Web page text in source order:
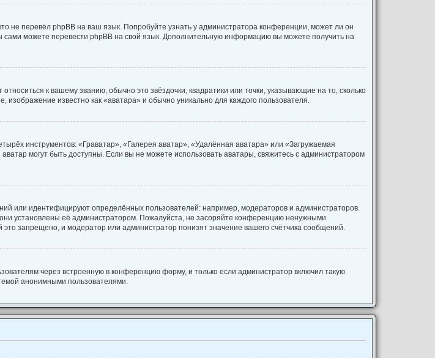
не перевёл phpBB на ваш язык. Попробуйте узнать у администратора конференции, может ли он
сами можете перевести phpBB на свой язык. Дополнительную информацию вы можете получить на
к вашему званию, обычно это звёздочки, квадратики или точки, указывающие на то, сколько
известно как «аватара» и обычно уникально для каждого пользователя.
инструментов: «Граватар», «Галерея аватар», «Удалённая аватара» или «Загружаемая
могут быть доступны. Если вы не можете использовать аватары, свяжитесь с администратором
или идентифицируют определённых пользователей: например, модераторов и администраторов.
установлены её администратором. Пожалуйста, не засоряйте конференцию ненужными
запрещено, и модератор или администратор понизят значение вашего счётчика сообщений.
через встроенную в конференцию форму, и только если администратор включил такую
анонимными пользователями.